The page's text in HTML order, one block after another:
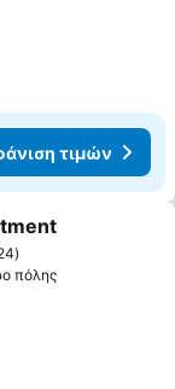
τιμών
αγαπημένα
πόλης